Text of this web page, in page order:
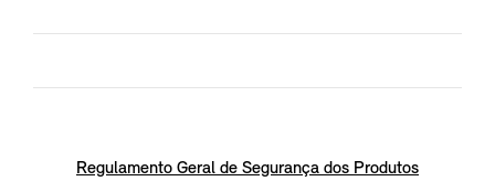
Regulamento Geral de Segurança dos Produtos